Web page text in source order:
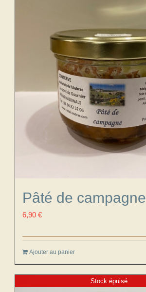
Pâté de campagne
6,90 €
Ajouter au panier
Stock épuisé